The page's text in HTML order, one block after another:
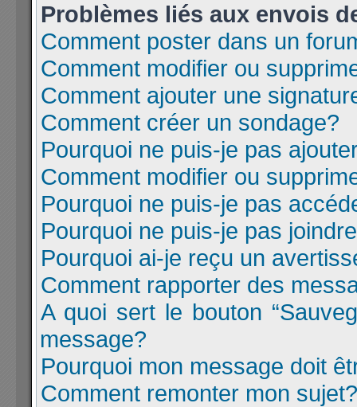
Problèmes liés aux envois
Comment poster dans un
Comment modifier ou
Comment ajouter une
Comment créer un sondage?
Pourquoi ne puis-je pas
Comment modifier ou
Pourquoi ne puis-je pas
Pourquoi ne puis-je pas
Pourquoi ai-je reçu un
Comment rapporter des
A quoi sert le bouton
message?
Pourquoi mon message doit
Comment remonter mon sujet?